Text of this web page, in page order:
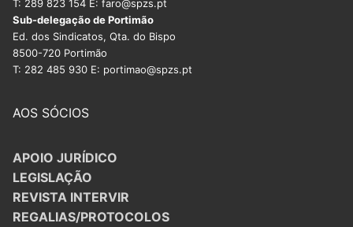
T: 289 823 154 E: faro@spzs.pt
Sub-delegação de Portimão
Ed. dos Sindicatos, Qta. do Bispo
8500-720 Portimão
T: 282 485 930 E: portimao@spzs.pt
AOS SÓCIOS
APOIO JURÍDICO
LEGISLAÇÃO
REVISTA INTERVIR
REGALIAS/PROTOCOLOS